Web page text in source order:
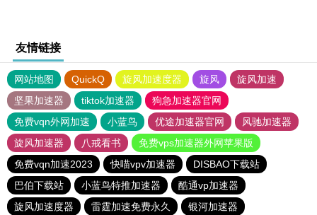
友情链接
网站地图 QuickQ 旋风加速度器 旋风
旋风加速
坚果加速器
tiktok加速器
狗急加速器官网
免费vqn外网加速
小蓝鸟 优途加速器官网
风驰加速器
旋风加速器
八戒看书
免费vps加速器外网苹果版
免费vqn加速2023
快喵vpv加速器
DISBAO下载站
巴伯下载站
小蓝鸟特推加速器
酷通vp加速器
旋风加速度器
雷霆加速免费永久 银河加速器